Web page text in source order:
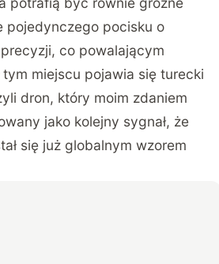
pojedynczego pocisku o
co powalającym
tym miejscu pojawia sięturecki
dron, który moim zdaniem
jako kolejny sygnał, że
się już globalnym wzorem